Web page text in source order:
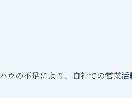
ウの不足により、自社での営業